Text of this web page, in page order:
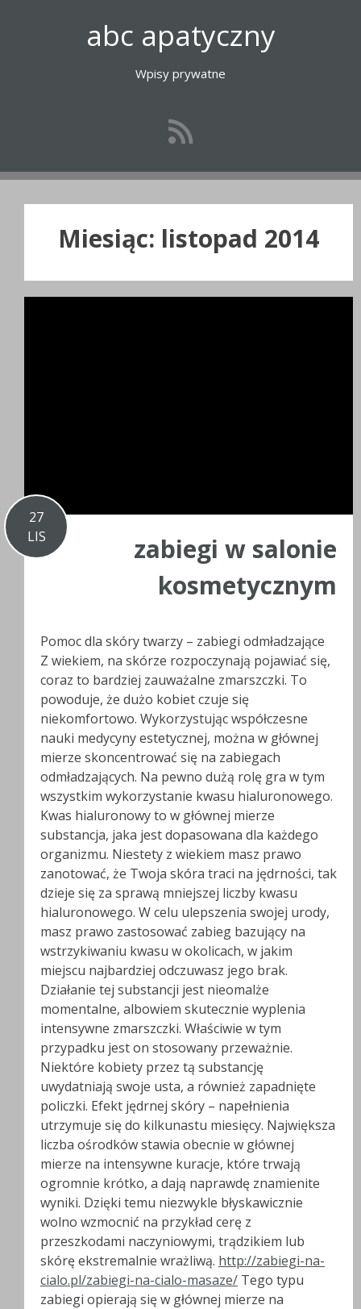
abc apatyczny
Wpisy prywatne
Miesiąc: listopad 2014
27
LIS
zabiegi w salonie
kosmetycznym
Pomoc dla skóry twarzy – zabiegi odmładzające
Z wiekiem, na skórze rozpoczynają pojawiać się,
coraz to bardziej zauważalne zmarszczki. To
powoduje, że dużo kobiet czuje się
niekomfortowo. Wykorzystując współczesne
nauki medycyny estetycznej, można w głównej
mierze skoncentrować się na zabiegach
odmładzających. Na pewno dużą rolę gra w tym
wszystkim wykorzystanie kwasu hialuronowego.
Kwas hialuronowy to w głównej mierze
substancja, jaka jest dopasowana dla każdego
organizmu. Niestety z wiekiem masz prawo
zanotować, że Twoja skóra traci na jędrności, tak
dzieje się za sprawą mniejszej liczby kwasu
hialuronowego. W celu ulepszenia swojej urody,
masz prawo zastosować zabieg bazujący na
wstrzykiwaniu kwasu w okolicach, w jakim
miejscu najbardziej odczuwasz jego brak.
Działanie tej substancji jest nieomalże
momentalne, albowiem skutecznie wyplenia
intensywne zmarszczki. Właściwie w tym
przypadku jest on stosowany przeważnie.
Niektóre kobiety przez tą substancję
uwydatniają swoje usta, a również zapadnięte
policzki. Efekt jędrnej skóry – napełnienia
utrzymuje się do kilkunastu miesięcy. Największa
liczba ośrodków stawia obecnie w głównej
mierze na intensywne kuracje, które trwają
ogromnie krótko, a dają naprawdę znamienite
wyniki. Dzięki temu niezwykle błyskawicznie
wolno wzmocnić na przykład cerę z
przeszkodami naczyniowymi, trądzikiem lub
skórę ekstremalnie wrażliwą. http://zabiegi-na-
cialo.pl/zabiegi-na-cialo-masaze/ Tego typu
zabiegi opierają się w głównej mierze na